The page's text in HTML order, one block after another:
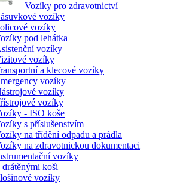
Vozíky pro zdravotnictví
vozíky
vozíky
pod lehátka
vozíky
vozíky
a klecové vozíky
vozíky
vozíky
vozíky
- ISO koše
s příslušenstvím
na třídění odpadu a prádla
na zdravotnickou dokumentaci
vozíky
drátěnými koši
vozíky